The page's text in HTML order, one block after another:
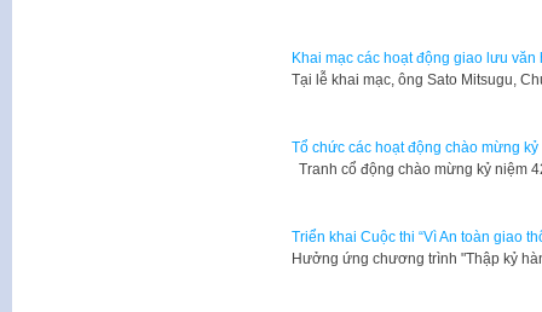
Khai mạc các hoạt động giao lưu
Tại lễ khai mạc, ông Sato Mitsugu,
Tổ chức các hoạt động chào mừng
Tranh cổ động chào mừng kỷ niệm
Triển khai Cuộc thi “Vì An toàn giao
Hưởng ứng chương trình "Thập kỷ